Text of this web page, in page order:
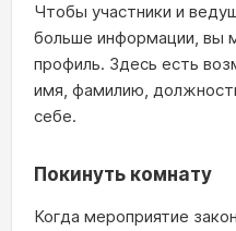
Чтобы участники и
больше информации, вы
профиль. Здесь есть
имя, фамилию,
себе.
Покинуть комнату
Когда мероприятие